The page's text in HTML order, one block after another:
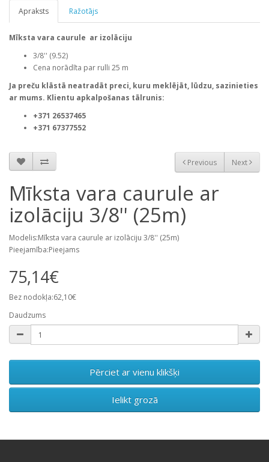
Apraksts Ražotājs
Mīksta vara caurule ar izolāciju
3/8'' (9.52)
Cena norādīta par rulli 25 m
Ja preču klāstā neatradāt preci, kuru meklējāt, lūdzu, sazinieties
ar mums. Klientu apkalpošanas tālrunis:
+371 26537465
+371 67377552
Previous Next
Mīksta vara caurule ar
izolāciju 3/8'' (25m)
Modelis:Mīksta vara caurule ar izolāciju 3/8'' (25m)
Pieejamība:Pieejams
75,14€
Bez nodokļa:62,10€
Daudzums
Pērciet ar vienu klikšķi
Ielikt grozā